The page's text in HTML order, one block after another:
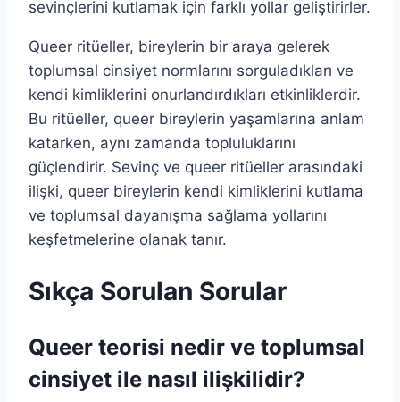
sevinçlerini kutlamak için farklı yollar geliştirirler.
Queer ritüeller, bireylerin bir araya gelerek
toplumsal cinsiyet normlarını sorguladıkları ve
kendi kimliklerini onurlandırdıkları etkinliklerdir.
Bu ritüeller, queer bireylerin yaşamlarına anlam
katarken, aynı zamanda topluluklarını
güçlendirir. Sevinç ve queer ritüeller arasındaki
ilişki, queer bireylerin kendi kimliklerini kutlama
ve toplumsal dayanışma sağlama yollarını
keşfetmelerine olanak tanır.
Sıkça Sorulan Sorular
Queer teorisi nedir ve toplumsal
cinsiyet ile nasıl ilişkilidir?